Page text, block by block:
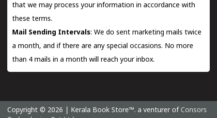
that we may process your information in accordance with
these terms.
Mail Sending Intervals: We do sent marketing mails twice
a month, and if there are any special occasions. No more
than 4 mails in a month will reach your inbox.
Copyright © 2026 | Kerala Book Store™. a venturer of Consors